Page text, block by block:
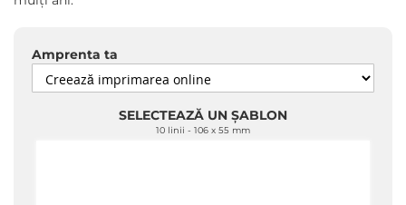
Amprenta ta
SELECTEAZĂ UN ȘABLON
10 linii 106 x 55 mm